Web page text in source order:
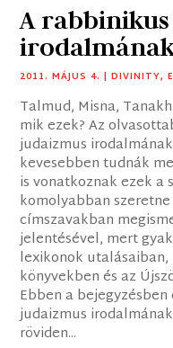
A
2011. MÁJUS 4. |DIVINITY,
Talmud, Misna,
mik ezek? Az
judaizmus
kevesebben tudnák
is vonatkoznak ezek a
komolyabban
címszavakban
jelentésével, mert
lexikonok
könyvekben és az
Ebben a
judaizmus
röviden...